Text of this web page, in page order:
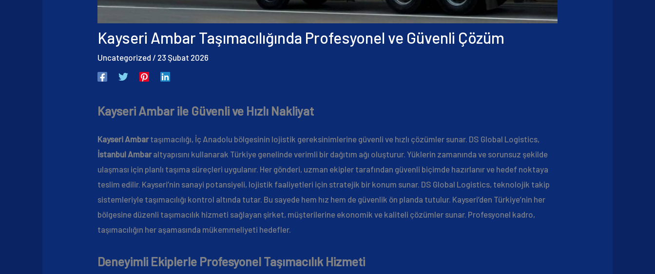
Kayseri Ambar Taşımacılığında Profesyonel ve Güvenli Çözüm
Uncategorized / 23 Şubat 2026
Kayseri Ambar ile Güvenli ve Hızlı Nakliyat
Kayseri Ambartaşımacılığı, İç Anadolu bölgesinin lojistik gereksinimlerine güvenli ve hızlı çözümler sunar. DS Global Logistics,
İstanbul Ambaraltyapısını kullanarak Türkiye genelinde verimli bir dağıtım ağı oluşturur. Yüklerin zamanında ve sorunsuz şekilde
ulaşması için planlı taşıma süreçleri uygulanır. Her gönderi, uzman ekipler tarafından güvenli biçimde hazırlanır ve hedef noktaya
teslim edilir. Kayseri’nin sanayi potansiyeli, lojistik faaliyetleri için stratejik bir konum sunar. DS Global Logistics, teknolojik takip
sistemleriyle taşımacılığı kontrol altında tutar. Bu sayede hem hız hem de güvenlik ön planda tutulur. Kayseri’den Türkiye’nin her
bölgesine düzenli taşımacılık hizmeti sağlayan şirket, müşterilerine ekonomik ve kaliteli çözümler sunar. Profesyonel kadro,
taşımacılığın her aşamasında mükemmeliyeti hedefler.
Deneyimli Ekiplerle Profesyonel Taşımacılık Hizmeti